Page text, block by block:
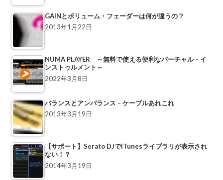
GAINとボリューム・フェーダーは何が違うの？
2013年1月22日
NUMA PLAYER ～無料で使える便利なバーチャル・イ
ンストゥルメント～
2022年3月8日
バランスとアンバランス – ケーブルあれこれ
2013年3月19日
【サポート】Serato DJでiTunesライブラリが表示され
ない！？
2014年3月19日